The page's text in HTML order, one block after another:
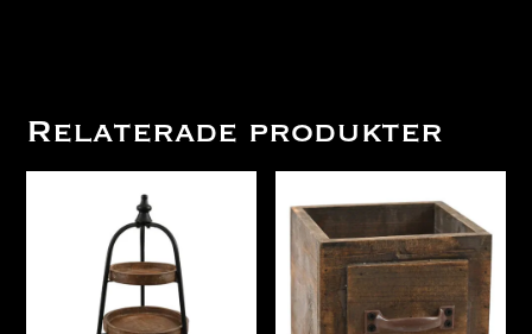
Relaterade produkter